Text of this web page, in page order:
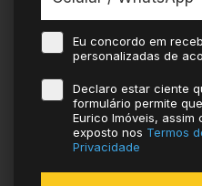
Eu concordo em
personalizadas de
Declaro estar ciente
formulário permite
Eurico Imóveis,
exposto nos Termos
Privacidade